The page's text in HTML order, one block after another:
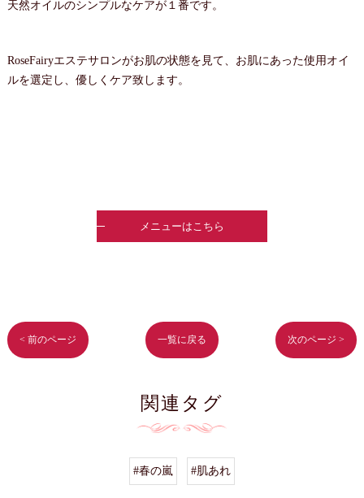
天然オイルのシンプルなケアが１番です。
RoseFairyエステサロンがお肌の状態を見て、お肌にあった使用オイ
ルを選定し、優しくケア致します。
メニューはこちら
< 前のページ 一覧に戻る 次のページ >
関連タグ
#春の嵐 #肌あれ